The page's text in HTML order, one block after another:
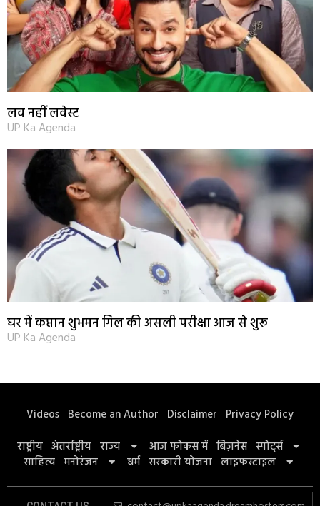
लव नहीं लवेस्ट
UP Ka Agenda
घर में कप्तान शुभमन गिल की असली परीक्षा आज से शुरू
UP Ka Agenda
Videos Become an Author Disclaimer Privacy Policy
राष्ट्रीय अंतर्राष्ट्रीय राज्य आज फोकस में बिज़नेस स्पोर्ट्स
साहित्य मनोरंजन धर्म सरकारी योजना लाइफस्टाइल